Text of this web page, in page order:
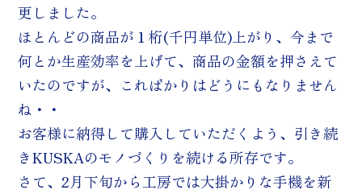
更しました。
ほとんどの商品が１桁(千円単位)上がり、今まで
何とか生産効率を上げて、商品の金額を押さえて
いたのですが、こればかりはどうにもなりません
ね・・
お客様に納得して購入していただくよう、引き続
きKUSKAのモノづくりを続ける所存です。
さて、2月下旬から工房では大掛かりな手機を新